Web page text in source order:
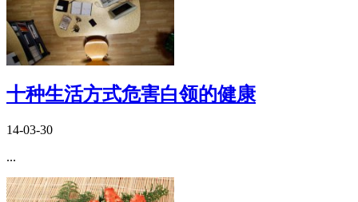
十种生活方式危害白领的健康
14-03-30
...